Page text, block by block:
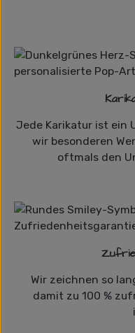
Jede Karikatur ist ein
wir besonderen
oftmals den
Wir zeichnen so
damit zu 100 %